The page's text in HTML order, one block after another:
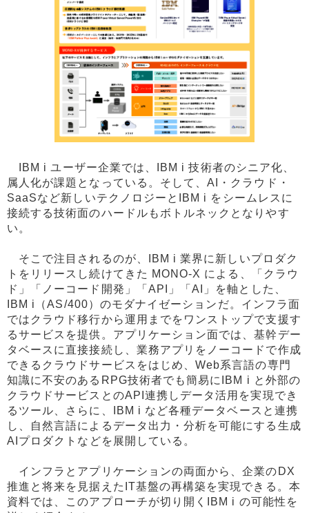
IBM i ユーザー企業では、IBM i 技術者のシニア化、
属人化が課題となっている。そして、AI・クラウド・
SaaSなど新しいテクノロジーとIBM i をシームレスに
接続する技術面のハードルもボトルネックとなりやす
い。
そこで注目されるのが、IBM i 業界に新しいプロダク
トをリリースし続けてきた MONO-X による、「クラウ
ド」「ノーコード開発」「API」「AI」を軸とした、
IBM i（AS/400）のモダナイゼーションだ。インフラ面
ではクラウド移行から運用までをワンストップで支援す
るサービスを提供。アプリケーション面では、基幹デー
タベースに直接接続し、業務アプリをノーコードで作成
できるクラウドサービスをはじめ、Web系言語の専門
知識に不安のあるRPG技術者でも簡易にIBM i と外部の
クラウドサービスとのAPI連携しデータ活用を実現でき
るツール、さらに、IBM i など各種データベースと連携
し、自然言語によるデータ出力・分析を可能にする生成
AIプロダクトなどを展開している。
インフラとアプリケーションの両面から、企業のDX
推進と将来を見据えたIT基盤の再構築を実現できる。本
資料では、このアプローチが切り開くIBM i の可能性を